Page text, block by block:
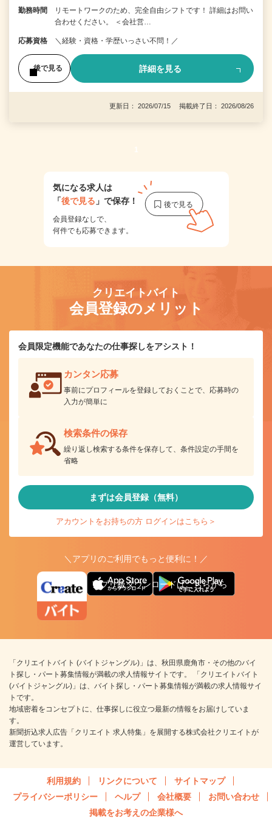
勤務時間
リモートワークのため、完全自由シフトです！ 詳細はお問い
合わせください。 ＜会社営…
応募資格 ＼経験・資格・学歴いっさい不問！／
後で見る 詳細を見る
更新日： 2026/07/15 掲載終了日： 2026/08/26
1
気になる求人は
「後で見る 」で保存！
会員登録なしで、
何件でも応募できます。
クリエイトバイト
会員登録のメリット
会員限定機能であなたの仕事探しをアシスト！
カンタン応募
事前にプロフィールを登録しておくことで、応募時の
入力が簡単に
検索条件の保存
繰り返し検索する条件を保存して、条件設定の手間を
省略
まずは会員登録（無料）
アカウントをお持ちの方 ログインはこちら＞
＼アプリのご利用でもっと便利に！／
アプリ版ダウンロードはこちらから
「クリエイトバイト (バイトジャングル)」は、秋田県鹿角市・その他のバイ
ト探し・パート募集情報が満載の求人情報サイトです。 「クリエイトバイト
(バイトジャングル)」は、バイト探し・パート募集情報が満載の求人情報サイ
トです。
地域密着をコンセプトに、仕事探しに役立つ最新の情報をお届けしていま
す。
新聞折込求人広告「クリエイト 求人特集」を展開する株式会社クリエイトが
運営しています。
利用規約 リンクについて
サイトマップ
プライバシーポリシー
ヘルプ 会社概要
お問い合わせ
掲載をお考えの企業様へ